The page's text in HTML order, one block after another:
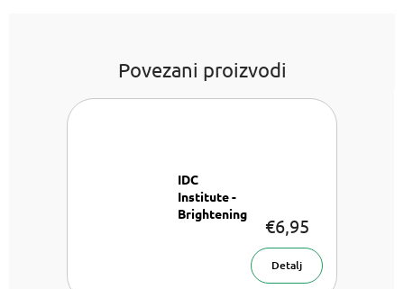
Povezani proizvodi
IDC
Institute -
Brightening
€6,95
Detalj